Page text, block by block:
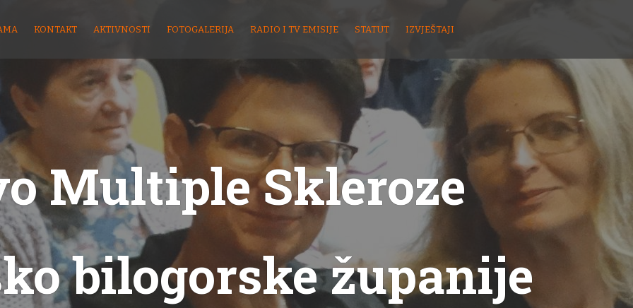
KONTAKT AKTIVNOSTI FOTOGALERIJA RADIO I TV EMISIJE STATUT IZVJEŠTAJI
Multiple Skleroze
bilogorske županije